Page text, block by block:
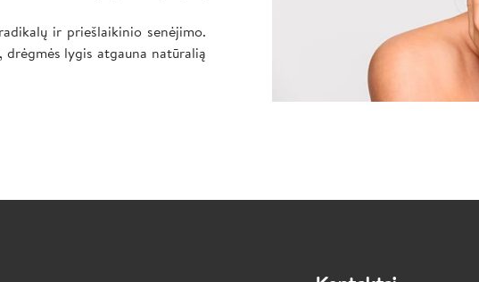
ir priešlaikinio senėjimo.
lygis atgauna natūralią